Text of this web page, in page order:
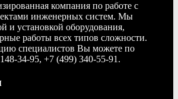
компания по работе с
инженерных систем. Мы
и установкой оборудования,
работы всех типов сложности.
специалистов Вы можете по
34-95, +7 (499) 340-55-91.